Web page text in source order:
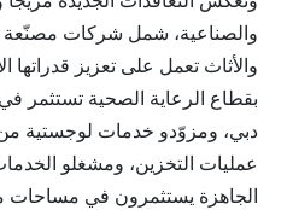
والصناعية، شمل شركات مصنّعة
والأثاث تعمل على تعزيز قدراتها
بقطاع الرعاية الصحية تستثمر
دبي، ومزوّدو خدمات لوجستية
عمليات التخزين، ومشغلو
الجاهزة يستثمرون في مساحات